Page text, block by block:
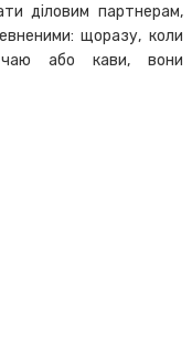
діловим партнерам,
щоразу, коли
або кави, вони